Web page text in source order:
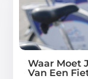
Waar Moet
Van Een